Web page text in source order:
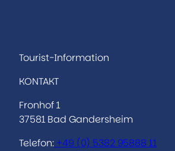
a
r
a
m
b
o
k
Tourist-Information
KONTAKT
Fronhof 1
37581 Bad Gandersheim
Telefon: +49 (0) 5382 95888 11